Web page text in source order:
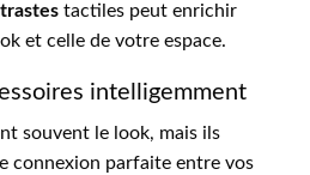
tactiles peut enrichir
et celle de votre espace.
intelligemment
souvent le look, mais ils
connexion parfaite entre vos